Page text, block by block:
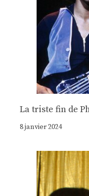
La triste fin de
8 janvier 2024